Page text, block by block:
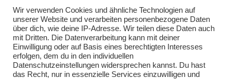
Einsätze 2024
Einsätze 2025
Übungen 2018
Übungen 2019
Wir verwenden Cookies und ähnliche Technologien auf
unserer Website und verarbeiten personenbezogene Daten
über dich, wie deine IP-Adresse. Wir teilen diese Daten auch
mit Dritten. Die Datenverarbeitung kann mit deiner
Einwilligung oder auf Basis eines berechtigten Interesses
erfolgen, dem du in den individuellen
Datenschutzeinstellungen widersprechen kannst. Du hast
das Recht, nur in essenzielle Services einzuwilligen und